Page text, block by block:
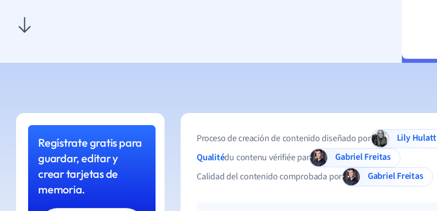
Regístrate gratis para
guardar, editar y
crear tarjetas de
memoria.
Proceso de creación de contenido diseñado por
Lily Hulatt
Qualitédu contenu vérifiée par
Gabriel Freitas
Calidad del contenido comprobada por
Gabriel Freitas